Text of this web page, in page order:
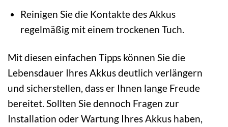
Reinigen Sie die Kontakte des Akkus
regelmäßig mit einem trockenen Tuch.
Mit diesen einfachen Tipps können Sie die
Lebensdauer Ihres Akkus deutlich verlängern
und sicherstellen, dass er Ihnen lange Freude
bereitet. Sollten Sie dennoch Fragen zur
Installation oder Wartung Ihres Akkus haben,